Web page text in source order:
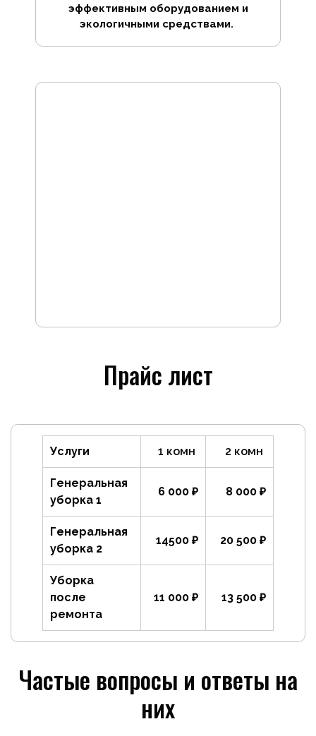
эффективным оборудованием и
экологичными средствами.
Прайс лист
Услуги 1 комн 2 комн
Генеральная
уборка 1
6 000 ₽ 8 000 ₽
Генеральная
уборка 2
14500 ₽ 20 500 ₽
Уборка
после
ремонта
11 000 ₽ 13 500 ₽
Частые вопросы и ответы на
них